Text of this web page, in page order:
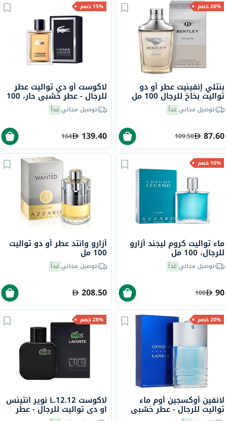
20% خصم
بنتلي إنفينيت عطر أو دو
تواليت بخاخ للرجال 100 مل
توصيل مجانيغداً
87.60
109.50
15% خصم
لاكوست أو دي تواليت عطر
للرجال - عطر خشبي حار، 100
ملتوصيل مجانيغداً
139.40
164
10% خصم
ماء تواليت كروم ليجند أزارو
للرجال، 100 مل
توصيل مجانيغداً
90
100
أزارو وانتد عطر أو دو تواليت
100 مل
توصيل مجانيغداً
208.50
20% خصم
لانفين أوكسجين أوم ماء
تواليت للرجال - عطر خشبي
28% خصم
لاكوست L.12.12 نوير انتينس
او ​​دي تواليت للرجال - عطر